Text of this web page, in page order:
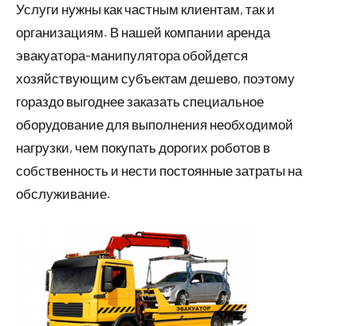
Услуги нужны как частным клиентам, так и
организациям. В нашей компании аренда
эвакуатора-манипулятора обойдется
хозяйствующим субъектам дешево, поэтому
гораздо выгоднее заказать специальное
оборудование для выполнения необходимой
нагрузки, чем покупать дорогих роботов в
собственность и нести постоянные затраты на
обслуживание.